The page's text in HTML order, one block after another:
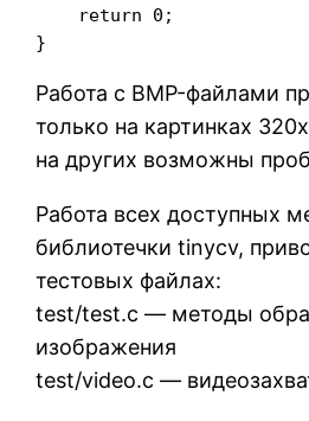
    return 0;
Работа с BMP-файлами
только на картинках
на других возможны
Работа всех доступных
библиотечки tinycv,
тестовых файлах:
test/test.c — методы
изображения
test/video.c —